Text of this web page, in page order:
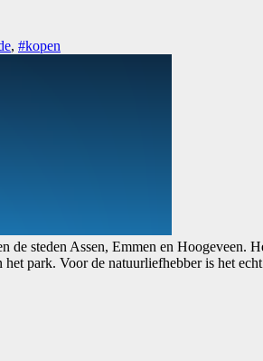
, #kopen
steden Assen, Emmen en Hoogeveen.
park. Voor de natuurliefhebber is het